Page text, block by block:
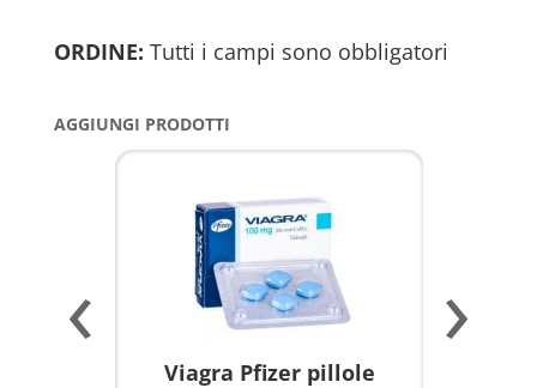
ORDINE: Tutti i campi sono obbligatori
AGGIUNGI PRODOTTI
Viagra Pfizer pillole
‹ ›